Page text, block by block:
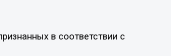
в соответствии с